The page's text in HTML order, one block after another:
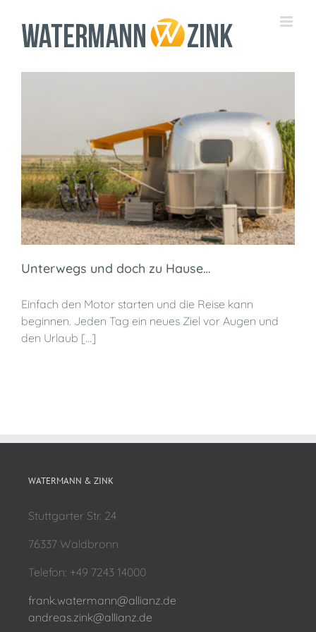
Inhalt
springen
Unterwegs und doch zu Hause…
Einfach den Motor starten und die Reise kann
beginnen. Jeden Tag ein neues Ziel vor Augen und
den Urlaub [...]
WATERMANN & ZINK
Stuttgarter Str. 24
76337 Waldbronn
Telefon: +49 7243 14000
frank.watermann@allianz.de
andreas.zink@allianz.de